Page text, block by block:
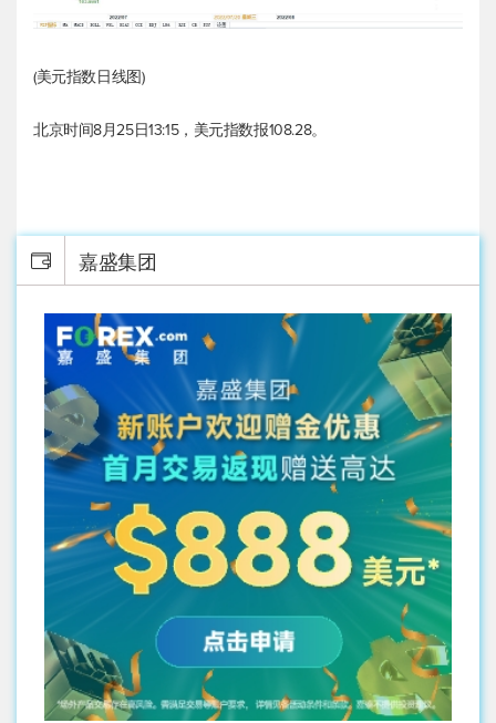
(美元指数日线图)
北京时间8月25日13:15， 美元指数报108.28。
嘉盛集团